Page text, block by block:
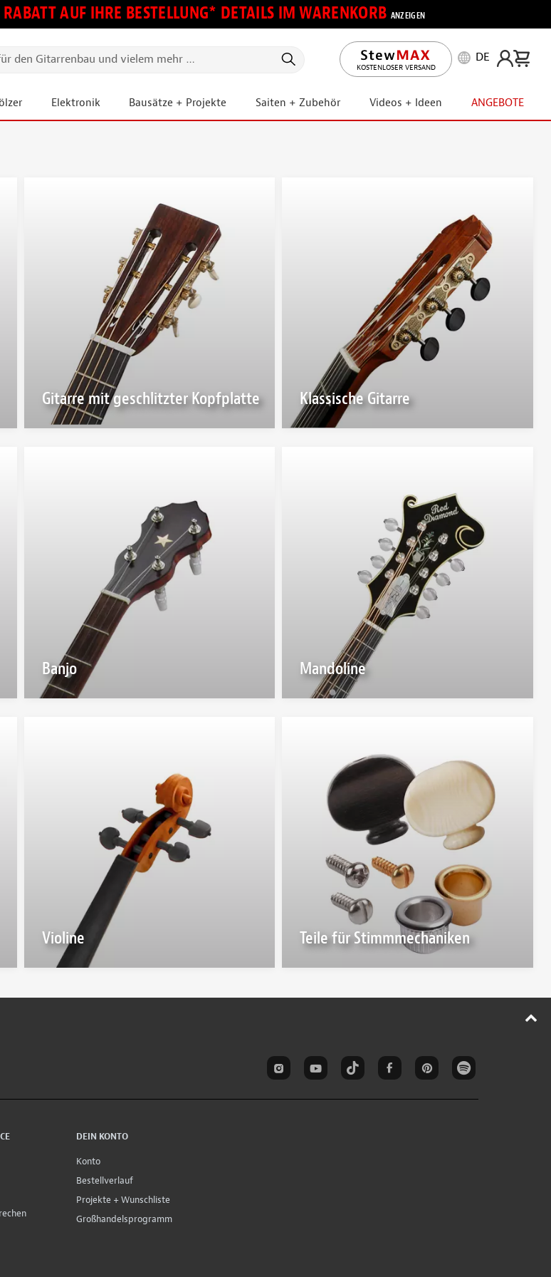
AUF IHRE BESTELLUNG* DETAILS IM WARENKORB ANZEIGEN
KOSTENLOSER VERSAND
DE
Elektronik Bausätze + Projekte Saiten + Zubehör Videos + Ideen ANGEBOTE
Gitarre mit geschlitzter Kopfplatte Klassische Gitarre
Banjo Mandoline
Violine Teile für Stimmmechaniken
DEIN KONTO
Konto
Bestellverlauf
Projekte + Wunschliste
Großhandelsprogramm